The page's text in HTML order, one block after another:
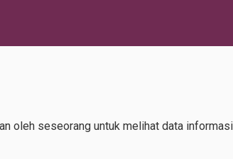
oleh seseorang untuk melihat data